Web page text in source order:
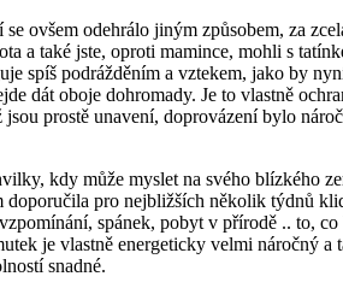
ovšem odehrálo jiným způsobem, za
a také jste, oproti mamince, mohli s
spíš podrážděním a vztekem, jako by
oboje dohromady. Je to vlastně
prostě unavení, doprovázení bylo
kdy může myslet na svého blízkého
pro nejbližších několik týdnů
spánek, pobyt v přírodě .. to,
je vlastně energeticky velmi náročný
snadné.